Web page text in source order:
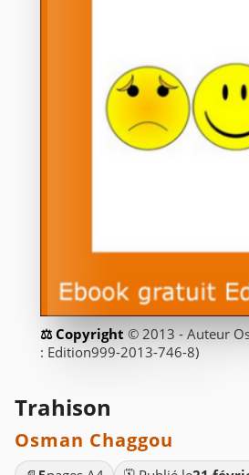
© 2013 - Auteur
: Edition999-2013-746-8)
Trahison
Osman Chaggou